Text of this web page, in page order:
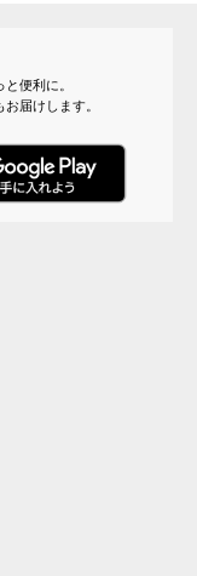
便利に。
届けします。